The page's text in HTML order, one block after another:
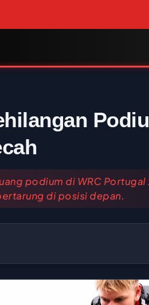
podium di WRC
di posisi depan.